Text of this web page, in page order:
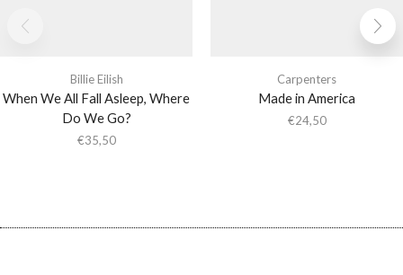
Billie Eilish
When We All Fall Asleep, Where
Do We Go?
€35,50
Carpenters
Made in America
€24,50